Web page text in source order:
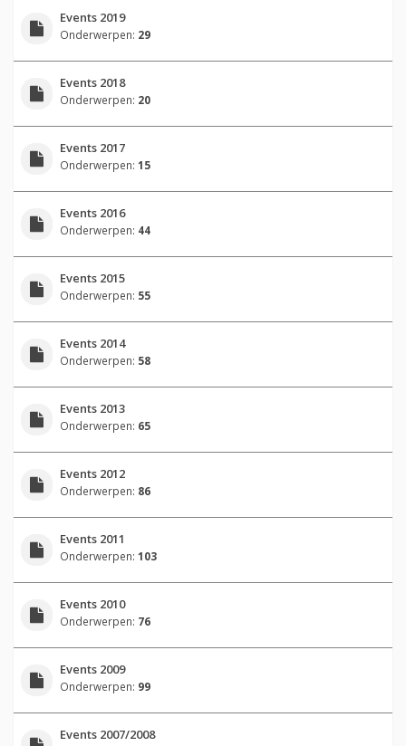
Events 2019
Onderwerpen: 29
Events 2018
Onderwerpen: 20
Events 2017
Onderwerpen: 15
Events 2016
Onderwerpen: 44
Events 2015
Onderwerpen: 55
Events 2014
Onderwerpen: 58
Events 2013
Onderwerpen: 65
Events 2012
Onderwerpen: 86
Events 2011
Onderwerpen: 103
Events 2010
Onderwerpen: 76
Events 2009
Onderwerpen: 99
Events 2007/2008